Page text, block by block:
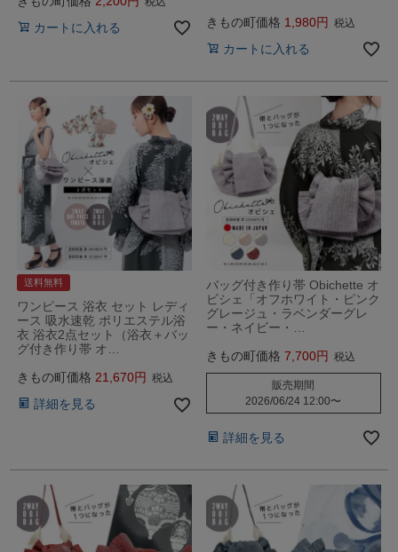
カートに入れる きもの町価格 1,980 税込
カートに入れる
送料無料
ワンピース 浴衣 セット レディ
ース 吸水速乾 ポリエステル浴
衣 浴衣2点セット（浴衣＋バッ
グ付き作り帯 オ…
きもの町価格 21,670 税込
詳細を見る
バッグ付き作り帯 Obichette オ
ビシェ「オフホワイト・ピンク
グレージュ・ラベンダーグレ
ー・ネイビー・…
きもの町価格 7,700 税込
販売期間
2026/06/24 12:00〜
詳細を見る